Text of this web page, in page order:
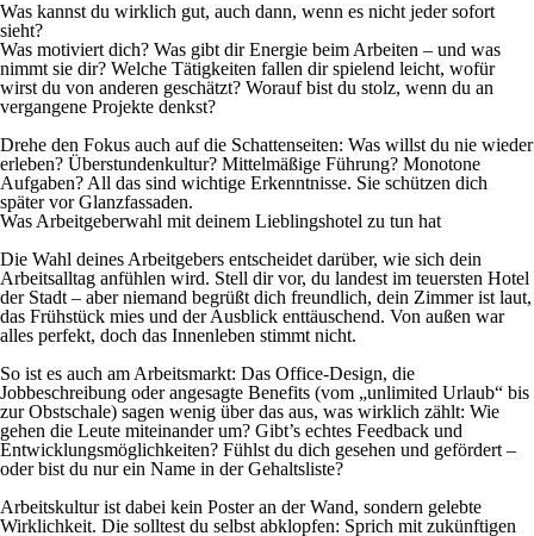
Was kannst du wirklich gut, auch dann, wenn es nicht jeder sofort
sieht?
Was motiviert dich? Was gibt dir Energie beim Arbeiten – und was
nimmt sie dir? Welche Tätigkeiten fallen dir spielend leicht, wofür
wirst du von anderen geschätzt? Worauf bist du stolz, wenn du an
vergangene Projekte denkst?
Drehe den Fokus auch auf die Schattenseiten: Was willst du nie wieder
erleben? Überstundenkultur? Mittelmäßige Führung? Monotone
Aufgaben? All das sind wichtige Erkenntnisse. Sie schützen dich
später vor Glanzfassaden.
Was Arbeitgeberwahl mit deinem Lieblingshotel zu tun hat
Die Wahl deines Arbeitgebers entscheidet darüber, wie sich dein
Arbeitsalltag anfühlen wird. Stell dir vor, du landest im teuersten Hotel
der Stadt – aber niemand begrüßt dich freundlich, dein Zimmer ist laut,
das Frühstück mies und der Ausblick enttäuschend. Von außen war
alles perfekt, doch das Innenleben stimmt nicht.
So ist es auch am Arbeitsmarkt: Das Office-Design, die
Jobbeschreibung oder angesagte Benefits (vom „unlimited Urlaub“ bis
zur Obstschale) sagen wenig über das aus, was wirklich zählt: Wie
gehen die Leute miteinander um? Gibt’s echtes Feedback und
Entwicklungsmöglichkeiten? Fühlst du dich gesehen und gefördert –
oder bist du nur ein Name in der Gehaltsliste?
Arbeitskultur ist dabei kein Poster an der Wand, sondern gelebte
Wirklichkeit. Die solltest du selbst abklopfen: Sprich mit zukünftigen